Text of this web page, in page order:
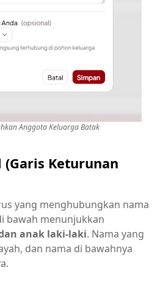
Anggota Keluarga Batak
(Garis Keturunan
yang menghubungkan nama
bawah menunjukkan
anak laki-laki. Nama yang
dan nama di bawahnya